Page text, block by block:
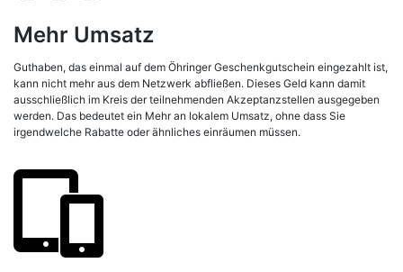
Mehr Umsatz
Guthaben, das einmal auf dem Öhringer Geschenkgutschein eingezahlt ist,
kann nicht mehr aus dem Netzwerk abfließen. Dieses Geld kann damit
ausschließlich im Kreis der teilnehmenden Akzeptanzstellen ausgegeben
werden. Das bedeutet ein Mehr an lokalem Umsatz, ohne dass Sie
irgendwelche Rabatte oder ähnliches einräumen müssen.